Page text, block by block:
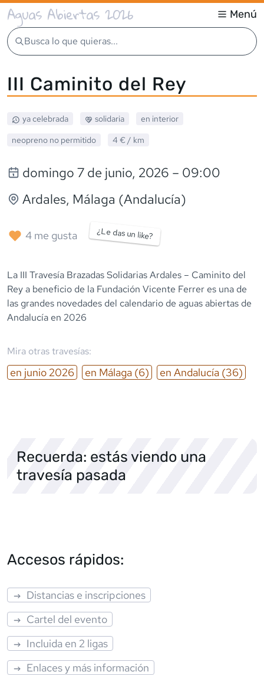
Aguas Abiertas 2026 Menú
Busca lo que quieras...
III Caminito del Rey
ya celebrada solidaria
en interior
neopreno no permitido 4 € / km
domingo 7 de junio, 2026 – 09:00
Ardales, Málaga (Andalucía)
4 me gusta ¿Le das un like?
La III Travesía Brazadas Solidarias Ardales – Caminito del
Rey a beneficio de la Fundación Vicente Ferrer es una de
las grandes novedades del calendario de aguas abiertas de
Andalucía en 2026
Mira otras travesías:
en junio 2026 en Málaga (6) en Andalucía (36)
Recuerda: estás viendo una
travesía pasada
Accesos rápidos:
Distancias e inscripciones
Cartel del evento
Incluida en 2 ligas
Enlaces y más información